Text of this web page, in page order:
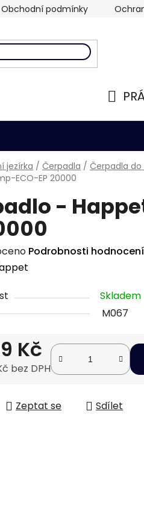
Obchodní podmínky
jezírka / Čerpadla / Čerpadla
ECO-EP 20000
-
Podrobnosti hodnocení
Skladem
M067
Kč
bez DPH
Zeptat se Sdílet